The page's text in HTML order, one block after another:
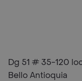
Dg 51 # 35-120
Bello Antioquia